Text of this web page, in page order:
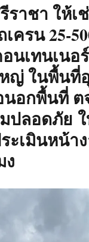
ราชา ให้เ
เครน 25-
นเทนเนอ
ญ่ ในพื้นที่
อกพื้นที่
ปลอดภัย
ะเมินหน้า
ง